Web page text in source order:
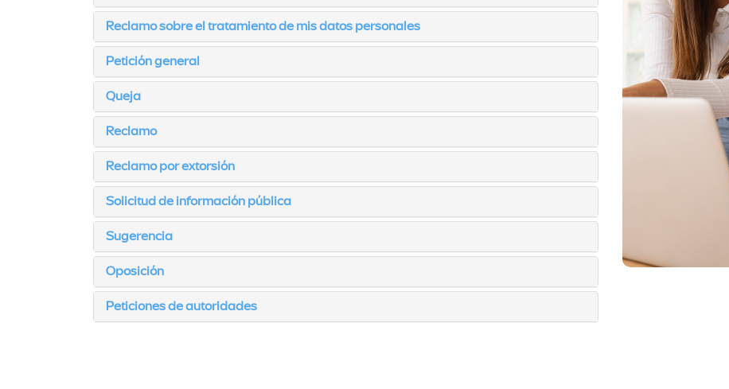
Reclamo sobre el tratamiento de mis datos personales
Petición general
Queja
Reclamo
Reclamo por extorsión
Solicitud de información pública
Sugerencia
Oposición
Peticiones de autoridades